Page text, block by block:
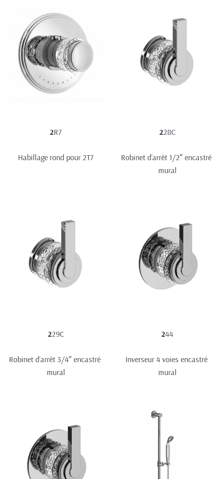
2R7
Habillage rond pour 2T7
228C
Robinet d’arrêt 1/2″ encastré
mural
229C
Robinet d’arrêt 3/4″ encastré
mural
244
Inverseur 4 voies encastré
mural